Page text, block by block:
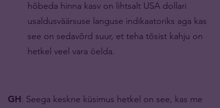
hõbeda hinna kasv on lihtsalt USA dollari
usaldusväärsuse languse indikaatoriks aga kas
see on sedavõrd suur, et teha tõsist kahju on
hetkel veel vara öelda.
GH: Seega keskne küsimus hetkel on see, kas me